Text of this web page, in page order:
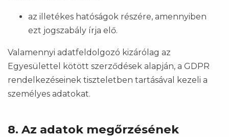
az illetékes hatóságok részére, amennyiben
ezt jogszabály írja elő.
Valamennyi adatfeldolgozó kizárólag az
Egyesülettel kötött szerződések alapján, a GDPR
rendelkezéseinek tiszteletben tartásával kezeli a
személyes adatokat.
8. Az adatok megőrzésének